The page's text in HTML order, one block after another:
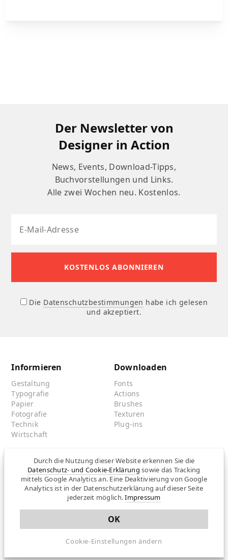
Durch die Nutzung dieser Website erkennen Sie die
Datenschutz- und Cookie-Erklärung sowie das Tracking
mittels Google Analytics an. Eine Deaktivierung von Google
Analytics ist in der Datenschutzerklärung auf dieser Seite
jederzeit möglich.Impressum
OK
Cookie-Einstellungen ändern
Der Newsletter von
Designer in Action
News, Events, Download-Tipps,
Buchvorstellungen und Links.
Alle zwei Wochen neu. Kostenlos.
Die Datenschutzbestimmungen habe ich gelesen
und akzeptiert.
Informieren
Gestaltung
Typografie
Papier
Fotografie
Technik
Wirtschaft
Downloaden
Fonts
Actions
Brushes
Texturen
Plug-ins
Kontaktieren
Kontaktformular
News einsenden
Folgen
Twitter
Facebook
RSS-Feed
Newsletter